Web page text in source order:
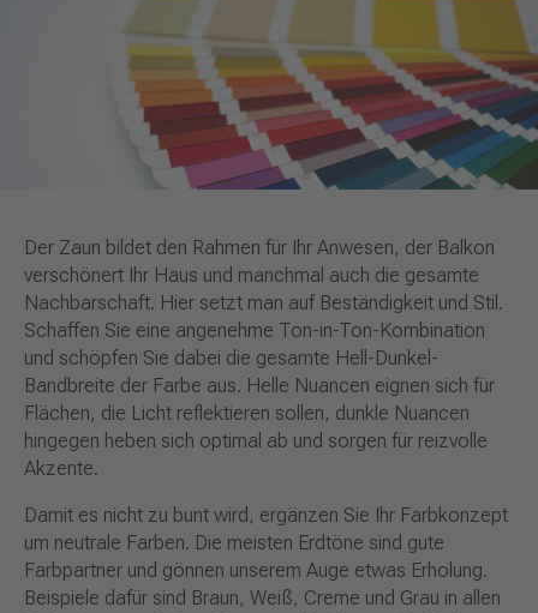
Der Zaun bildet den Rahmen für Ihr Anwesen, der Balkon
verschönert Ihr Haus und manchmal auch die gesamte
Nachbarschaft. Hier setzt man auf Beständigkeit und Stil.
Schaffen Sie eine angenehme Ton-in-Ton-Kombination
und schöpfen Sie dabei die gesamte Hell-Dunkel-
Bandbreite der Farbe aus. Helle Nuancen eignen sich für
Flächen, die Licht reflektieren sollen, dunkle Nuancen
hingegen heben sich optimal ab und sorgen für reizvolle
Akzente.
Damit es nicht zu bunt wird, ergänzen Sie Ihr Farbkonzept
um neutrale Farben. Die meisten Erdtöne sind gute
Farbpartner und gönnen unserem Auge etwas Erholung.
Beispiele dafür sind Braun, Weiß, Creme und Grau in allen